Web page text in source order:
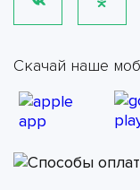
Скачай наше